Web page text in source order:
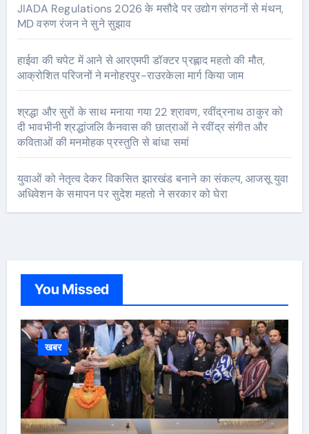
JIADA Regulations 2026 के मसौदे पर उद्योग संगठनों से मंथन,
MD वरुण रंजन ने सुने सुझाव
हाईवा की चपेट में आने से आरएमपी डॉक्टर प्रह्लाद महतो की मौत,
आक्रोशित परिजनों ने मनोहरपुर-राउरकेला मार्ग किया जाम
श्रद्धा और सुरों के साथ मनाया गया 22 श्रावण, रवींद्रनाथ ठाकुर को
दी भावभीनी श्रद्धांजलि कैनवास की छात्राओं ने रवींद्र संगीत और
कविताओं की मनमोहक प्रस्तुति से बांधा समां
युवाओं को नेतृत्व देकर विकसित झारखंड बनाने का संकल्प, आजसू युवा
अधिवेशन के समापन पर सुदेश महतो ने सरकार को घेरा
You Missed
खबर